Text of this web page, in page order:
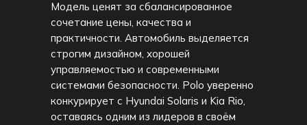
Модель ценят за сбалансированное
сочетание цены, качества и
практичности. Автомобиль выделяется
строгим дизайном, хорошей
управляемостью и современными
системами безопасности. Polo уверенно
конкурирует с Hyundai Solaris и Kia Rio,
оставаясь одним из лидеров в своём